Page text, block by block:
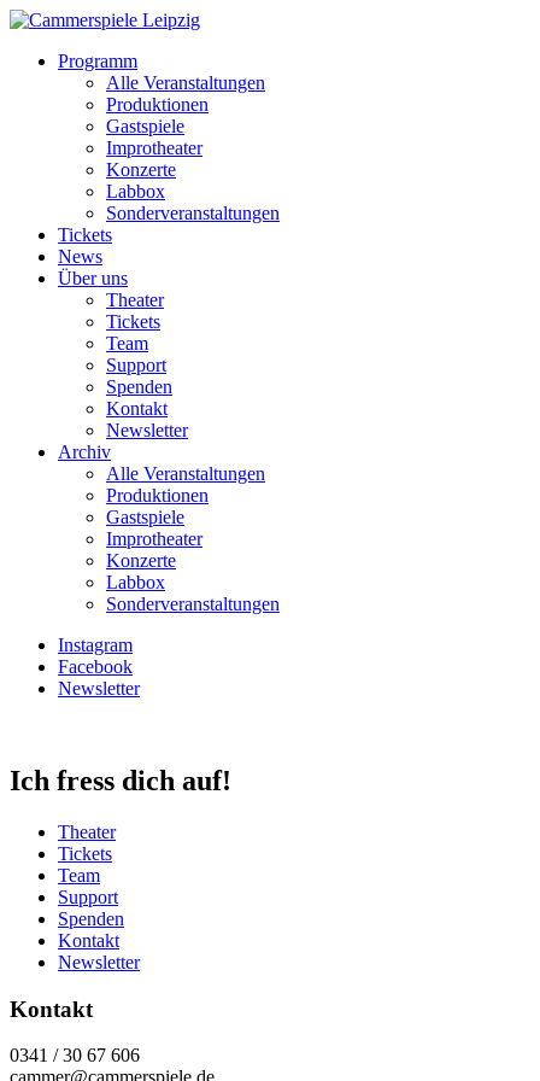
Programm
Alle Veranstaltungen
Produktionen
Gastspiele
Improtheater
Konzerte
Labbox
Sonderveranstaltungen
Tickets
News
Über uns
Theater
Tickets
Team
Support
Spenden
Kontakt
Newsletter
Archiv
Alle Veranstaltungen
Produktionen
Gastspiele
Improtheater
Konzerte
Labbox
Sonderveranstaltungen
Instagram
Facebook
Newsletter
Ich fress dich auf!
Theater
Tickets
Team
Support
Spenden
Kontakt
Newsletter
Kontakt
0341 / 30 67 606